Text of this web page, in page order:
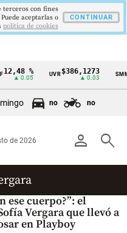
%
▲ 0.05
UVR$386,1273
▲ 0.03
no no
person search
de 2026
ese cuerpo?”: el
Vergara que llevó a
en Playboy
terceros con fines
aceptarlas o
politica de cookies
CONTINUAR